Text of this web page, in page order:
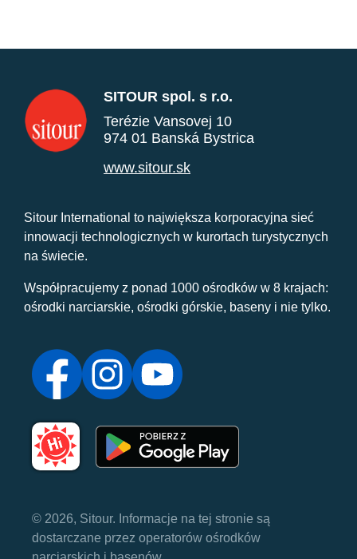
SITOUR spol. s r.o.
Terézie Vansovej 10
974 01 Banská Bystrica
www.sitour.sk
Sitour International to największa korporacyjna sieć
innowacji technologicznych w kurortach turystycznych
na świecie.
Współpracujemy z ponad 1000 ośrodków w 8 krajach:
ośrodki narciarskie, ośrodki górskie, baseny i nie tylko.
© 2026, Sitour. Informacje na tej stronie są
dostarczane przez operatorów ośrodków